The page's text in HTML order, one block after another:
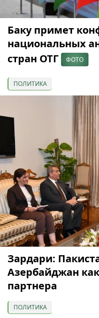
Баку примет
национальных
стран ОТГ
ФОТО
ПОЛИТИКА
Зардари:
Азербайджан
партнера
ПОЛИТИКА